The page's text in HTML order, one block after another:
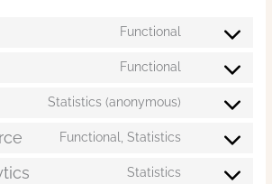
Functional
Functional
Statistics (anonymous)
Functional, Statistics
Statistics